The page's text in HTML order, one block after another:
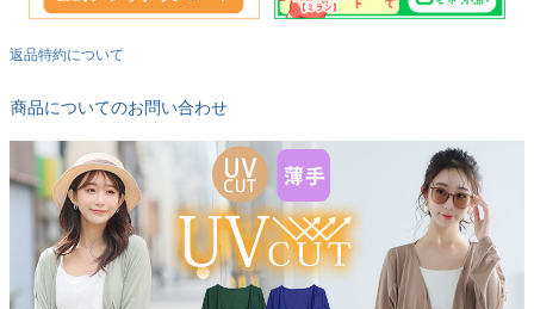
返品特約について
商品についてのお問い合わせ